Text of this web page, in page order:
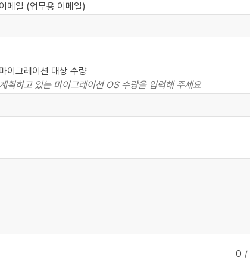
이메일 (업무용 이메일)
마이그레이션 대상 수량
계획하고 있는 마이그레이션 OS 수량을 입력해 주세요
0 /